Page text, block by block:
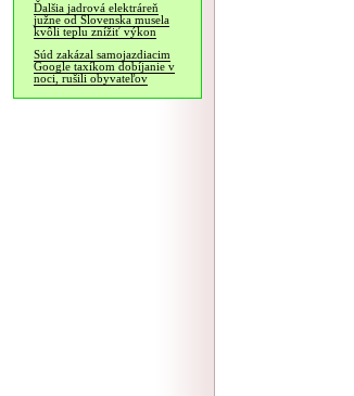
Ďalšia jadrová elektráreň
južne od Slovenska musela
kvôli teplu znížiť výkon
Súd zakázal samojazdiacim
Google taxíkom dobíjanie v
noci, rušili obyvateľov